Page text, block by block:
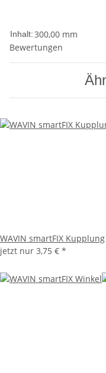
Inhalt:300,00 mm
Bewertungen
WAVIN smartFIX Kupplung
jetzt nur 3,75 € *